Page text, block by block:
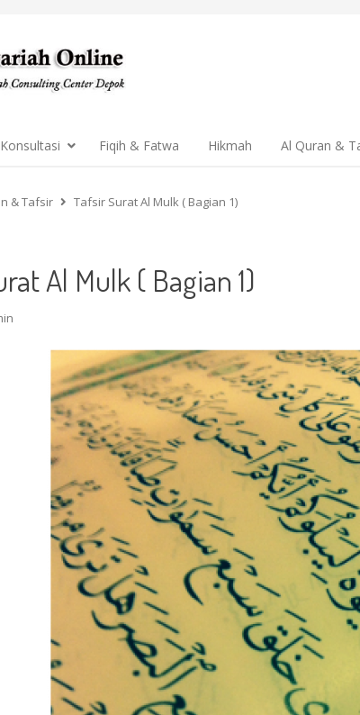
Konsultasi Fiqih & Fatwa Hikmah Al Quran &
& Tafsir Tafsir Surat Al Mulk ( Bagian 1)
Al Mulk ( Bagian 1)